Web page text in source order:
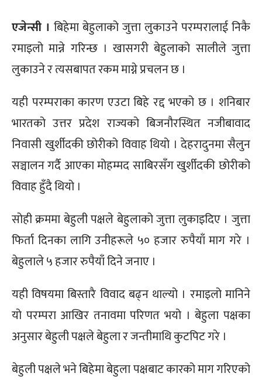
एजेन्सी । बिहेमा बेहुलाको जुत्ता लुकाउने परम्परालाई निकै
रमाइलो मान्ने गरिन्छ । खासगरी बेहुलाको सालीले जुत्ता
लुकाउने र त्यसबापत रकम माग्ने प्रचलन छ ।
यही परम्पराका कारण एउटा बिहे रद्द भएको छ । शनिबार
भारतको उत्तर प्रदेश राज्यको बिजनौरस्थित नजीबावाद
निवासी खुर्शीदकी छोरीको विवाह थियो । देहरादुनमा सैलुन
सञ्चालन गर्दै आएका मोहम्मद साबिरसँग खुर्शीदकी छोरीको
विवाह हुँदै थियो ।
सोही क्रममा बेहुली पक्षले बेहुलाको जुत्ता लुकाइदिए । जुत्ता
फिर्ता दिनका लागि उनीहरूले ५० हजार रुपैयाँ माग गरे ।
बेहुलाले ५ हजार रुपैयाँ दिने जनाए ।
यही विषयमा बिस्तारै विवाद बढ्न थाल्यो । रमाइलो मानिने
यो परम्परा आखिर तनावमा परिणत भयो । बेहुला पक्षका
अनुसार बेहुली पक्षले बेहुला र जन्तीमाथि कुटपिट गरे ।
बेहुली पक्षले भने बिहेमा बेहुला पक्षबाट कारको माग गरिएको